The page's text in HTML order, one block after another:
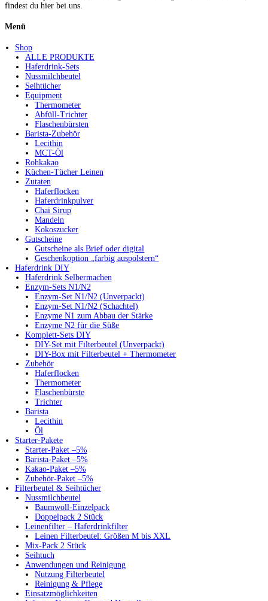
findest du hier bei uns.
Menü
Shop
ALLE PRODUKTE
Haferdrink-Sets
Nussmilchbeutel
Seihtücher
Equipment
Thermometer
Abfüll-Trichter
Flaschenbürsten
Barista-Zubehör
Lecithin
MCT-Öl
Rohkakao
Küchen-Tücher Leinen
Zutaten
Haferflocken
Haferdrinkpulver
Chai Sirup
Mandeln
Kokoszucker
Gutscheine
Gutscheine als Brief oder digital
Geschenkoption „farbig auspolstern“
Haferdrink DIY
Haferdrink Selbermachen
Enzym-Sets N1/N2
Enzym-Set N1/N2 (Unverpackt)
Enzym-Set N1/N2 (Schachtel)
Enzyme N1 zum Abbau der Stärke
Enzyme N2 für die Süße
Komplett-Sets DIY
DIY-Set mit Filterbeutel (Unverpackt)
DIY-Box mit Filterbeutel + Thermometer
Zubehör
Haferflocken
Thermometer
Flaschenbürste
Trichter
Barista
Lecithin
Öl
Starter-Pakete
Starter-Paket –5%
Barista-Paket –5%
Kakao-Paket –5%
Zubehör-Paket –5%
Filterbeutel & Seihtücher
Nussmilchbeutel
Baumwoll-Einzelpack
Doppelpack 2 Stück
Leinenfilter – Haferdrinkfilter
Leinen Filterbeutel: Größen M bis XXL
Mix-Pack 2 Stück
Seihtuch
Anwendungen und Reinigung
Nutzung Filterbeutel
Reinigung & Pflege
Einsatzmöglichkeiten